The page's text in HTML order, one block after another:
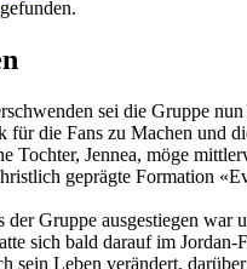
sei die Gruppe
für die Fans zu Machen und
Tochter, Jennea, möge
geprägte Formation
der Gruppe ausgestiegen war
sich bald darauf im Jordan-
sein Leben verändert,